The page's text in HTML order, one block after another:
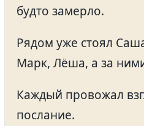
будто замерло.
Рядом уже стоял
Марк, Лёша, а за
Каждый провожал
послание.